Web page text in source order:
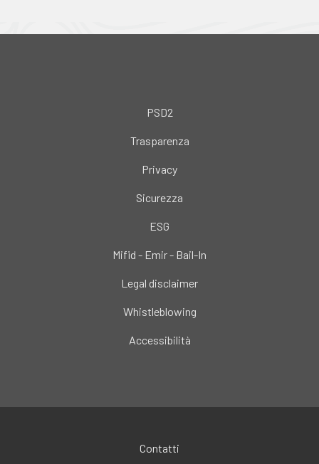
PSD2
Trasparenza
Privacy
Sicurezza
ESG
Mifid - Emir - Bail-In
Legal disclaimer
Whistleblowing
Accessibilità
Contatti